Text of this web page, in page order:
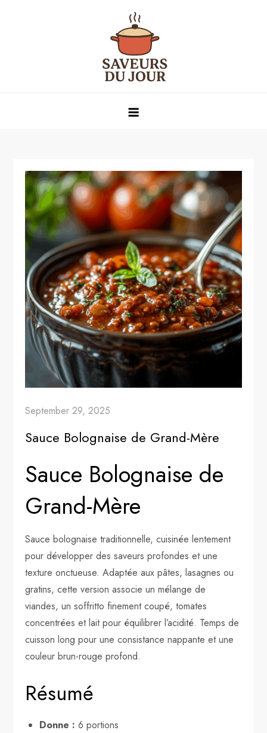
September 29, 2025
Sauce Bolognaise de Grand-Mère
Sauce Bolognaise de
Grand-Mère
Sauce bolognaise traditionnelle, cuisinée lentement
pour développer des saveurs profondes et une
texture onctueuse. Adaptée aux pâtes, lasagnes ou
gratins, cette version associe un mélange de
viandes, un soffritto finement coupé, tomates
concentrées et lait pour équilibrer l’acidité. Temps de
cuisson long pour une consistance nappante et une
couleur brun-rouge profond.
Résumé
Donne : 6 portions